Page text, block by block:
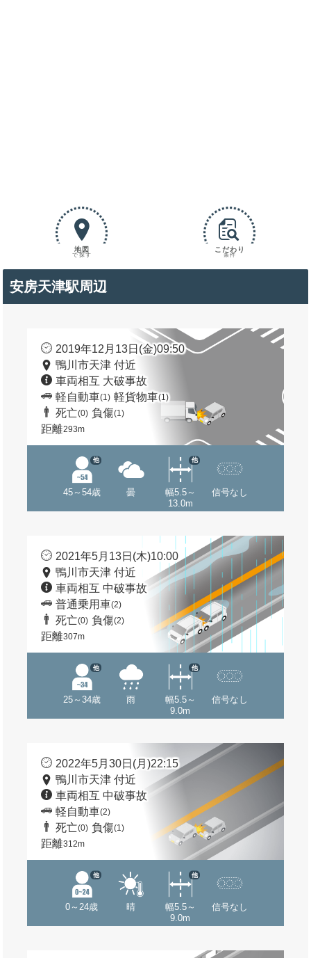
地図
で探す
こだわり
条件
安房天津駅周辺
2019年12月13日(金)09:50
鴨川市天津 付近
車両相互 大破事故
軽自動車(1) 軽貨物車(1)
死亡(0) 負傷(1)
距離293m
45～54歳
他
曇
幅5.5～
13.0m
他
信号なし
2021年5月13日(木)10:00
鴨川市天津 付近
車両相互 中破事故
普通乗用車(2)
死亡(0) 負傷(2)
距離307m
25～34歳
他
雨
幅5.5～
9.0m
他
信号なし
2022年5月30日(月)22:15
鴨川市天津 付近
車両相互 中破事故
軽自動車(2)
死亡(0) 負傷(1)
距離312m
0～24歳
他
晴
幅5.5～
9.0m
他
信号なし